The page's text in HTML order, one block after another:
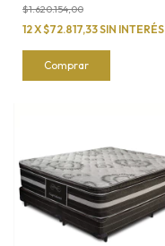
$1.620.154,00
12X$72.817,33SIN INTERÉS
Comprar